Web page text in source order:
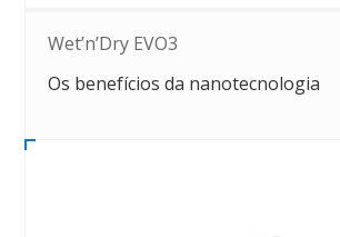
Wet’n’Dry EVO3
Os benefícios da nanotecnologia